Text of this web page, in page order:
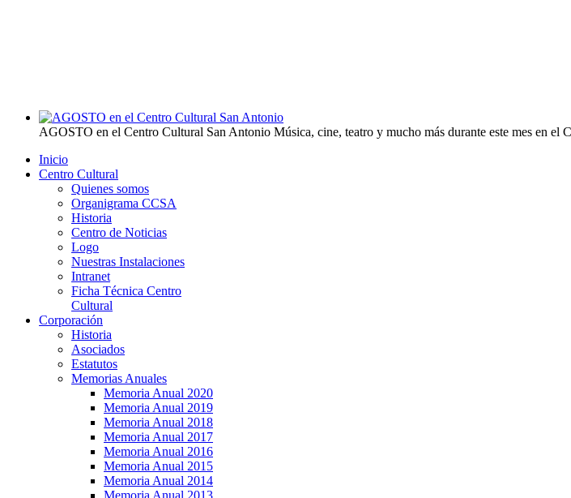
AGOSTO en el Centro Cultural San Antonio Música, cine, teatro y mucho más durante este mes en el
Inicio
Centro Cultural
Quienes somos
Organigrama CCSA
Historia
Centro de Noticias
Logo
Nuestras Instalaciones
Intranet
Ficha Técnica Centro
Cultural
Corporación
Historia
Asociados
Estatutos
Memorias Anuales
Memoria Anual 2020
Memoria Anual 2019
Memoria Anual 2018
Memoria Anual 2017
Memoria Anual 2016
Memoria Anual 2015
Memoria Anual 2014
Memoria Anual 2013